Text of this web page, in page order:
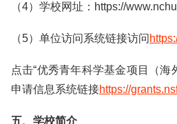
（4）学校网址：https://
（5）单位访问系统链接访问
点击“优秀青年科学基金项目（海
申请信息系统链接https://
五、学校简介